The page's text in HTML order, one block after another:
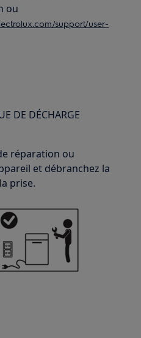
ou
support/user-
DE DÉCHARGE
réparation ou
et débranchez la
prise.